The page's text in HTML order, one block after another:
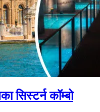
सिस्टर्न कॉम्बो